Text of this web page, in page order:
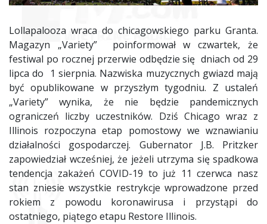
Lollapalooza wraca do chicagowskiego parku Granta.
Magazyn „Variety” poinformował w czwartek, że
festiwal po rocznej przerwie odbędzie się dniach od 29
lipca do 1 sierpnia. Nazwiska muzycznych gwiazd mają
być opublikowane w przyszłym tygodniu. Z ustaleń
„Variety” wynika, że nie będzie pandemicznych
ograniczeń liczby uczestników. Dziś Chicago wraz z
Illinois rozpoczyna etap pomostowy we wznawianiu
działalności gospodarczej. Gubernator J.B. Pritzker
zapowiedział wcześniej, że jeżeli utrzyma się spadkowa
tendencja zakażeń COVID-19 to już 11 czerwca nasz
stan zniesie wszystkie restrykcje wprowadzone przed
rokiem z powodu koronawirusa i przystąpi do
ostatniego, piątego etapu Restore Illinois.